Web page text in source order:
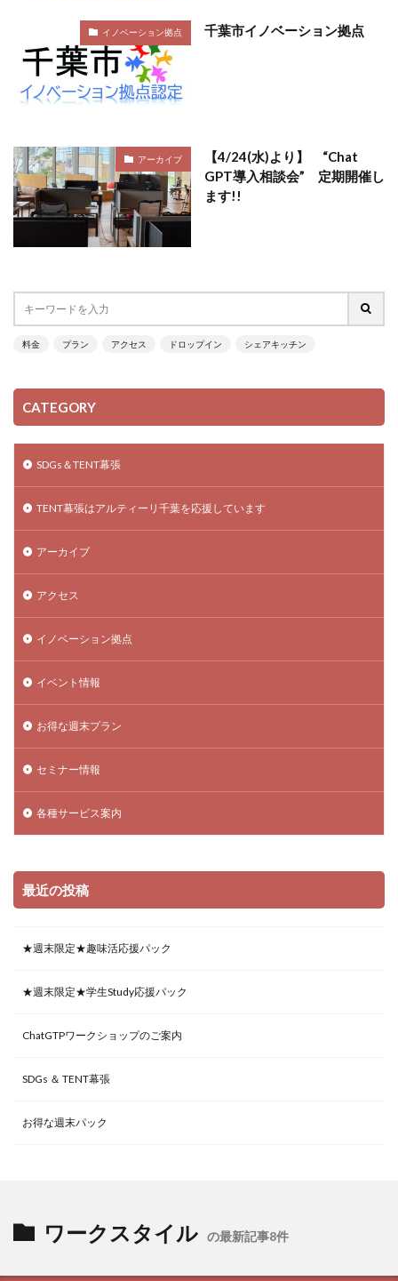
イノベーション拠点 千葉市イノベーション拠点
アーカイブ
【4/24(水)より】 “Chat
GPT導入相談会” 定期開催し
ます!!
料金 プラン アクセス ドロップイン シェアキッチン
CATEGORY
SDGs＆TENT幕張
TENT幕張はアルティーリ千葉を応援しています
アーカイブ
アクセス
イノベーション拠点
イベント情報
お得な週末プラン
セミナー情報
各種サービス案内
最近の投稿
★週末限定★趣味活応援パック
★週末限定★学生Study応援パック
ChatGTPワークショップのご案内
SDGs ＆ TENT幕張
お得な週末パック
ワークスタイル の最新記事8件